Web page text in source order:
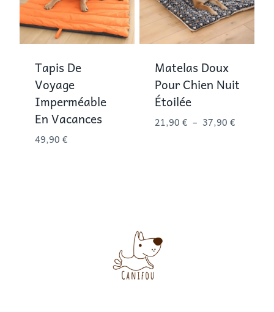
Tapis De
Voyage
Imperméable
En Vacances
49,90 €
Matelas Doux
Pour Chien Nuit
Étoilée
21,90 € – 37,90 €Plage